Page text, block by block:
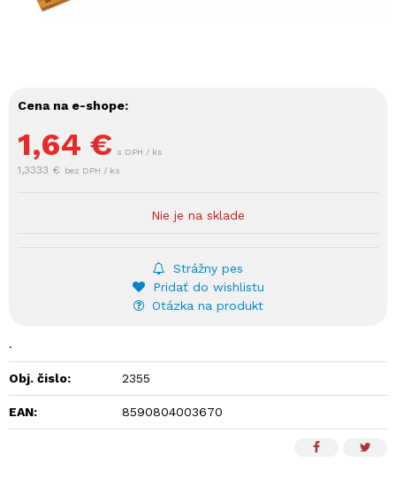
Cena na e-shope:
1,64 € s DPH / ks
1,3333 € bez DPH / ks
Nie je na sklade
Strážny pes
Pridať do wishlistu
Otázka na produkt
.
Obj. čislo: 2355
EAN: 8590804003670